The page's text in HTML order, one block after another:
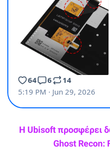
Η Ubisoft προσφέρει
Ghost Recon: